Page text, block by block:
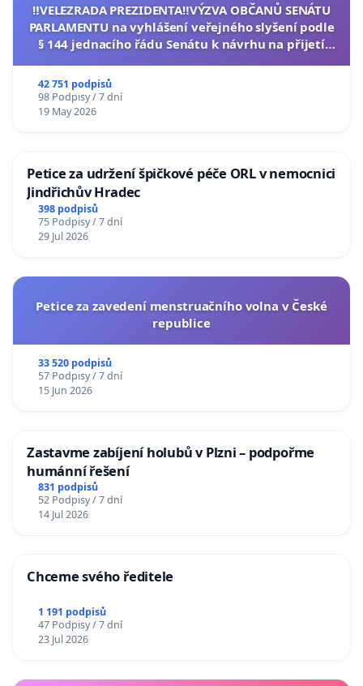
‼️VELEZRADA PREZIDENTA‼️VÝZVA OBČANŮ SENÁTU
PARLAMENTU na vyhlášení veřejného slyšení podle
§ 144 jednacího řádu Senátu k návrhu na přijetí
42 751 podpisů
98 Podpisy / 7 dní
19 May 2026
Petice za udržení špičkové péče ORL v nemocnici
Jindřichův Hradec
398 podpisů
75 Podpisy / 7 dní
29 Jul 2026
Petice za zavedení menstruačního volna v České
republice
33 520 podpisů
57 Podpisy / 7 dní
15 Jun 2026
Zastavme zabíjení holubů v Plzni – podpořme
humánní řešení
831 podpisů
52 Podpisy / 7 dní
14 Jul 2026
Chceme svého ředitele
1 191 podpisů
47 Podpisy / 7 dní
23 Jul 2026